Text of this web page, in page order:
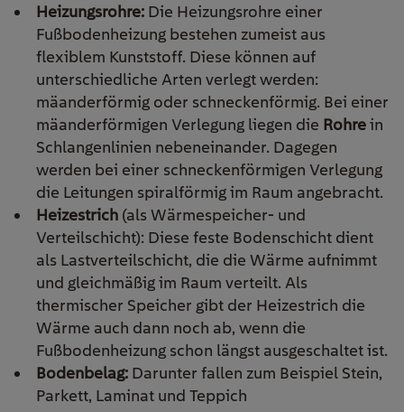
Heizungsrohre: Die Heizungsrohre einer
Fußbodenheizung bestehen zumeist aus
flexiblem Kunststoff. Diese können auf
unterschiedliche Arten verlegt werden:
mäanderförmig oder schneckenförmig. Bei einer
mäanderförmigen Verlegung liegen die Rohrein
Schlangenlinien nebeneinander. Dagegen
werden bei einer schneckenförmigen Verlegung
die Leitungen spiralförmig im Raum angebracht.
Heizestrich (als Wärmespeicher- und
Verteilschicht): Diese feste Bodenschicht dient
als Lastverteilschicht, die die Wärme aufnimmt
und gleichmäßig im Raum verteilt. Als
thermischer Speicher gibt der Heizestrich die
Wärme auch dann noch ab, wenn die
Fußbodenheizung schon längst ausgeschaltet ist.
Bodenbelag: Darunter fallen zum Beispiel Stein,
Parkett, Laminat und Teppich